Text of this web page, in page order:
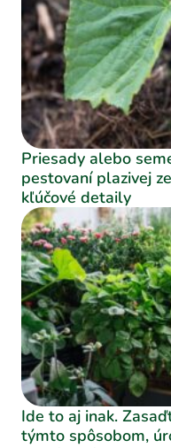
Priesady alebo
pestovaní plazivej
kľúčové detaily
Ide to aj inak.
týmto spôsobom,